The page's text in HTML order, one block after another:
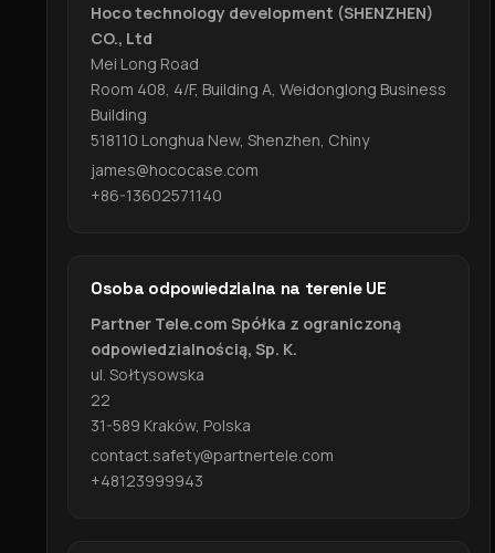
Hoco technology development (SHENZHEN)
CO., Ltd
Mei Long Road
Room 408, 4/F, Building A, Weidonglong Business
Building
518110 Longhua New, Shenzhen, Chiny
james@hococase.com
+86-13602571140
Osoba odpowiedzialna na terenie UE
Partner Tele.com Spółka z ograniczoną
odpowiedzialnością, Sp. K.
ul. Sołtysowska
22
31-589 Kraków, Polska
contact.safety@partnertele.com
+48123999943